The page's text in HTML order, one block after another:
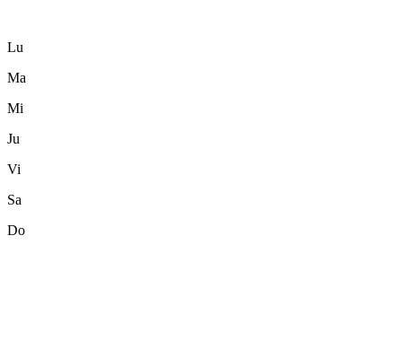
Lu
Ma
Mi
Ju
Vi
Sa
Do